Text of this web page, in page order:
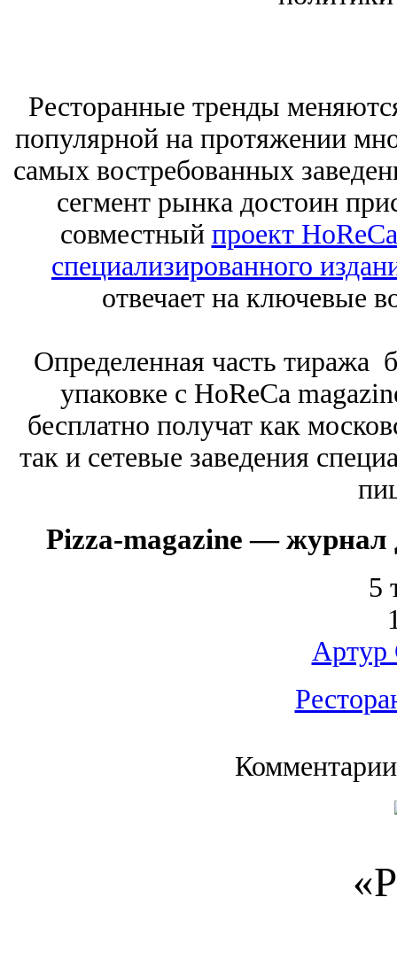
Ресторанные тренды
популярной на протяжении
самых востребованных
сегмент рынка достоин
совместный проект
специализированного
отвечает на ключевые
Определенная часть тиража
упаковке с HoReCa
бесплатно получат как
так и сетевые заведения
Pizza-magazine — журнал
5
Артур